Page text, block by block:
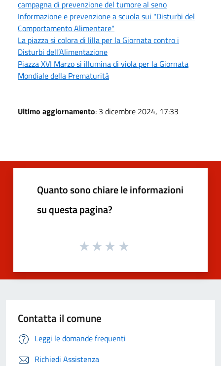
campagna di prevenzione del tumore al seno
Informazione e prevenzione a scuola sui "Disturbi del
Comportamento Alimentare"
La piazza si colora di lilla per la Giornata contro i
Disturbi dell’Alimentazione
Piazza XVI Marzo si illumina di viola per la Giornata
Mondiale della Prematurità
Ultimo aggiornamento: 3 dicembre 2024, 17:33
Quanto sono chiare le informazioni
su questa pagina?
Contatta il comune
Leggi le domande frequenti
Richiedi Assistenza